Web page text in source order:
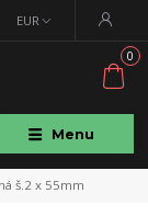
Menu
EUR
0
š.2 x 55mm